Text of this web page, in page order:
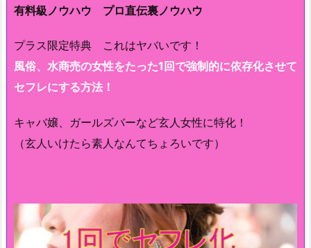
有料級ノウハウ プロ直伝裏ノウハウ
プラス限定特典 これはヤバいです！
風俗、水商売の女性をたった1回で強制的に依存化させて
セフレにする方法！
キャバ嬢、ガールズバーなど玄人女性に特化！
（玄人いけたら素人なんてちょろいです）